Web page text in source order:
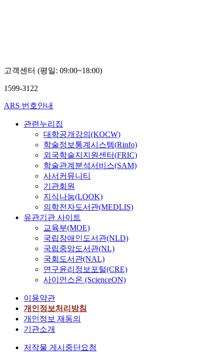
고객센터 (평일: 09:00~18:00)
1599-3122
ARS 번호안내
관련누리집
대학공개강의(KOCW)
학술정보통계시스템(Rinfo)
외국학술지지원센터(FRIC)
학술관계분석서비스(SAM)
사서커뮤니티
기관회원
지식나눔(LOOK)
의학전자도서관(MEDLIS)
유관기관 사이트
교육부(MOE)
국립장애인도서관(NLD)
국립중앙도서관(NL)
국회도서관(NAL)
연구윤리정보포털(CRE)
사이언스온 (ScienceON)
이용약관
개인정보처리방침
개인정보 재동의
기관소개
저작물 게시중단요청